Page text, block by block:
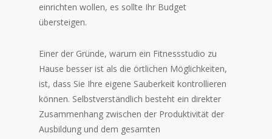
einrichten wollen, es sollte Ihr Budget
übersteigen.
Einer der Gründe, warum ein Fitnessstudio zu
Hause besser ist als die örtlichen Möglichkeiten,
ist, dass Sie Ihre eigene Sauberkeit kontrollieren
können. Selbstverständlich besteht ein direkter
Zusammenhang zwischen der Produktivität der
Ausbildung und dem gesamten